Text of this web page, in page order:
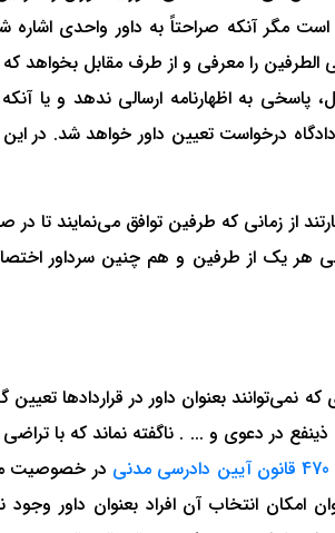
مگر آنکه صراحتاً به داور واحدی
را معرفی و از طرف مقابل بخواهد
به اظهارنامه ارسالی ندهد و یا
درخواست تعیین داور خواهد شد. در این
از زمانی که طرفین توافق می‌نمایند تا
هر یک از طرفین و هم چنین سرداور
نمی‌توانند بعنوان داور در قراردادها
25 سال تمام است یا اشخاص ذینفع در دعوی و‌ ... . ناگفته نماند
در خصوصیت
انتخاب آن افراد بعنوان داور وجود